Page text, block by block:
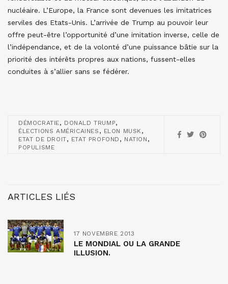
nucléaire. L’Europe, la France sont devenues les imitatrices
serviles des Etats-Unis. L’arrivée de Trump au pouvoir leur
offre peut-être l’opportunité d’une imitation inverse, celle de
l’indépendance, et de la volonté d’une puissance bâtie sur la
priorité des intérêts propres aux nations, fussent-elles
conduites à s’allier sans se fédérer.
DÉMOCRATIE, DONALD TRUMP,
ÉLECTIONS AMÉRICAINES , ELON MUSK ,
ETAT DE DROIT, ETAT PROFOND , NATION ,
POPULISME
ARTICLES LIÉS
17 NOVEMBRE 2013
LE MONDIAL OU LA GRANDE
ILLUSION.